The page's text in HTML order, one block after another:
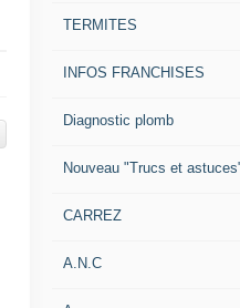
TERMITES
INFOS FRANCHISES
Diagnostic plomb
Nouveau "Trucs et
CARREZ
A.N.C